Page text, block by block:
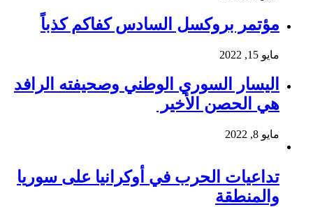
مؤتمر بروكسل السادس كفاكم كذباً
مايو 15, 2022
اليسار السوري الوطني وصحيفته الرافد
هي الحصن الأخير
مايو 8, 2022
تداعيات الحرب في أوكرانيا على سوريا
والمنطقة